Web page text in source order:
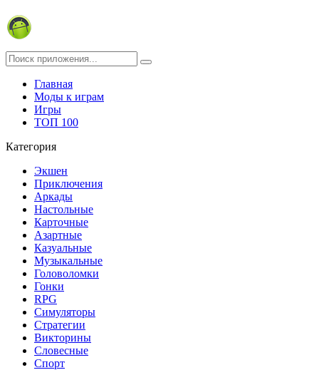
Главная
Моды к играм
Игры
ТОП 100
Категория
Экшен
Приключения
Аркады
Настольные
Карточные
Азартные
Казуальные
Музыкальные
Головоломки
Гонки
RPG
Симуляторы
Стратегии
Викторины
Словесные
Спорт